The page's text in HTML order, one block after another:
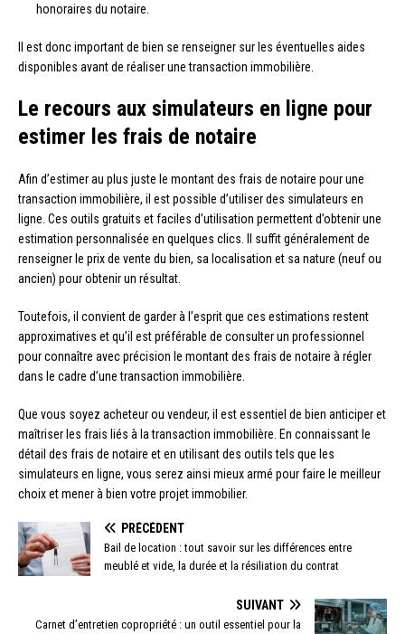
honoraires du notaire.
Il est donc important de bien se renseigner sur les éventuelles aides
disponibles avant de réaliser une transaction immobilière.
Le recours aux simulateurs en ligne pour
estimer les frais de notaire
Afin d’estimer au plus juste le montant des frais de notaire pour une
transaction immobilière, il est possible d’utiliser des simulateurs en
ligne. Ces outils gratuits et faciles d’utilisation permettent d’obtenir une
estimation personnalisée en quelques clics. Il suffit généralement de
renseigner le prix de vente du bien, sa localisation et sa nature (neuf ou
ancien) pour obtenir un résultat.
Toutefois, il convient de garder à l’esprit que ces estimations restent
approximatives et qu’il est préférable de consulter un professionnel
pour connaître avec précision le montant des frais de notaire à régler
dans le cadre d’une transaction immobilière.
Que vous soyez acheteur ou vendeur, il est essentiel de bien anticiper et
maîtriser les frais liés à la transaction immobilière. En connaissant le
détail des frais de notaire et en utilisant des outils tels que les
simulateurs en ligne, vous serez ainsi mieux armé pour faire le meilleur
choix et mener à bien votre projet immobilier.
PRÉCÉDENT
Bail de location : tout savoir sur les différences entre
meublé et vide, la durée et la résiliation du contrat
SUIVANT
Carnet d’entretien copropriété : un outil essentiel pour la